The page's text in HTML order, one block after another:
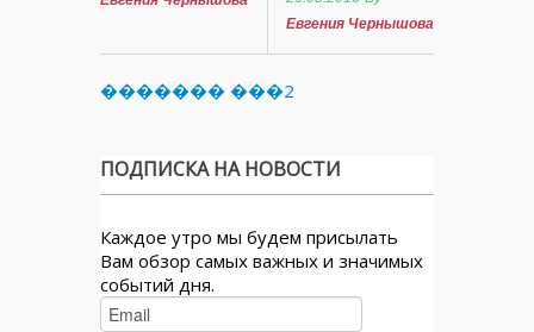
Евгения Чернышова
������� ���2
ПОДПИСКА НА НОВОСТИ
Каждое утро мы будем присылать
Вам обзор самых важных и значимых
событий дня.